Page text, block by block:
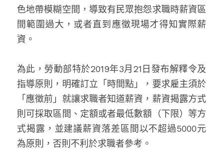
色地帶模糊空間，導致有民眾抱怨求職時薪資區
間範圍過大，或者直到應徵現場才得知實際薪
資。
為此，勞動部特於2019年3月21日發布解釋令及
指導原則，明確訂立「時間點」，要求雇主須於
「應徵前」就讓求職者知道薪資，薪資揭露方式
則可採取區間、定額或者最低數額（下限）等方
式揭露，並建議薪資落差區間以不超過5000元
為原則，否則不利於求職者參考。